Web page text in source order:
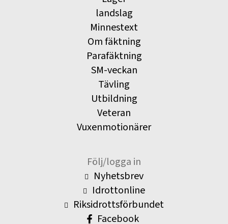
landslag
Minnestext
Om fäktning
Parafäktning
SM-veckan
Tävling
Utbildning
Veteran
Vuxenmotionärer
Följ/logga in
Nyhetsbrev
Idrottonline
Riksidrottsförbundet
Facebook